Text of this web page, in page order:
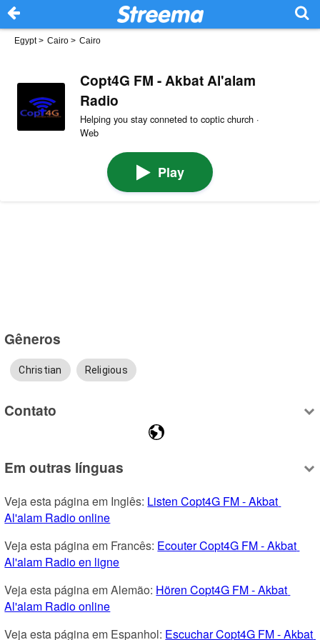
Egypt> Cairo > Cairo
Copt4G FM - Akbat Al'alam
Radio
Helping you stay conneted to coptic church ·
Web
Play
Gêneros
Christian Religious
Contato
Em outras línguas
Veja esta página em Inglês: Listen Copt4G FM - Akbat
Al'alam Radio online
Veja esta página em Francês: Ecouter Copt4G FM - Akbat
Al'alam Radio en ligne
Veja esta página em Alemão: Hören Copt4G FM - Akbat
Al'alam Radio online
Veja esta página em Espanhol: Escuchar Copt4G FM - Akbat